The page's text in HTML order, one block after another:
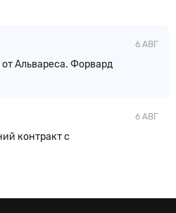
6 АВГ
Альвареса. Форвард
6 АВГ
контракт с